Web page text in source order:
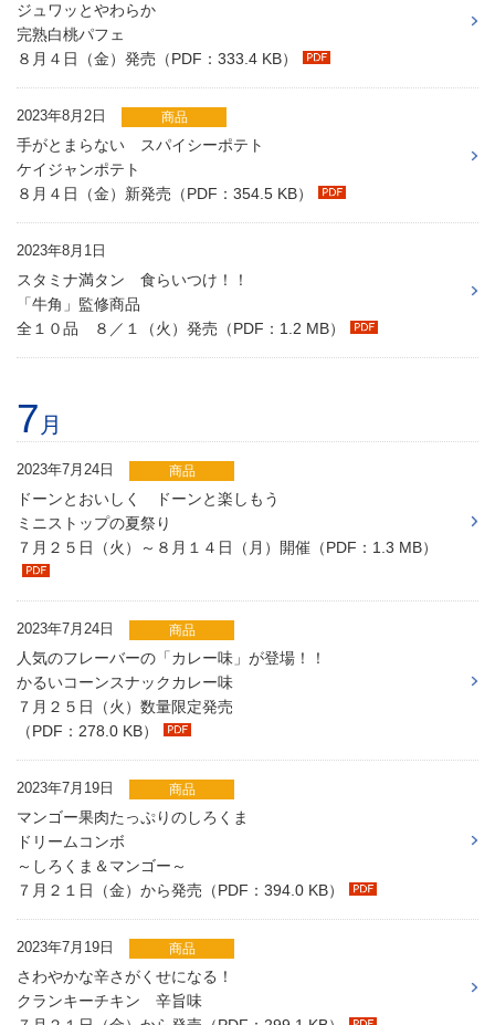
ジュワッとやわらか
完熟白桃パフェ
８月４日（金）発売（PDF：333.4 KB）
2023年8月2日 商品
手がとまらない スパイシーポテト
ケイジャンポテト
８月４日（金）新発売（PDF：354.5 KB）
2023年8月1日
スタミナ満タン 食らいつけ！！
「牛角」監修商品
全１０品 ８／１（火）発売（PDF：1.2 MB）
7 月
2023年7月24日 商品
ドーンとおいしく ドーンと楽しもう
ミニストップの夏祭り
７月２５日（火）～８月１４日（月）開催（PDF：1.3 MB）
2023年7月24日 商品
人気のフレーバーの「カレー味」が登場！！
かるいコーンスナックカレー味
７月２５日（火）数量限定発売
（PDF：278.0 KB）
2023年7月19日 商品
マンゴー果肉たっぷりのしろくま
ドリームコンボ
～しろくま＆マンゴー～
７月２１日（金）から発売（PDF：394.0 KB）
2023年7月19日 商品
さわやかな辛さがくせになる！
クランキーチキン 辛旨味